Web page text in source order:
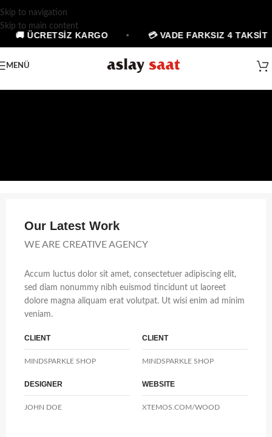
Skip to navigation
Skip to main content
🚚 ÜCRETSİZ KARGO 💳 VADE FARKSIZ 4 TAKSİT
MENÜ
Our Latest Work
WE ARE CREATIVE AGENCY
Accum luctus dolor sit amet, consectetuer adipiscing elit,
sed diam nonummy nibh euismod tincidunt ut laoreet
dolore magna aliquam erat volutpat. Ut wisi enim ad minim
veniam.
CLIENT
MINDSPARKLE SHOP
CLIENT
MINDSPARKLE SHOP
DESIGNER
JOHN DOE
WEBSITE
XTEMOS.COM/WOOD